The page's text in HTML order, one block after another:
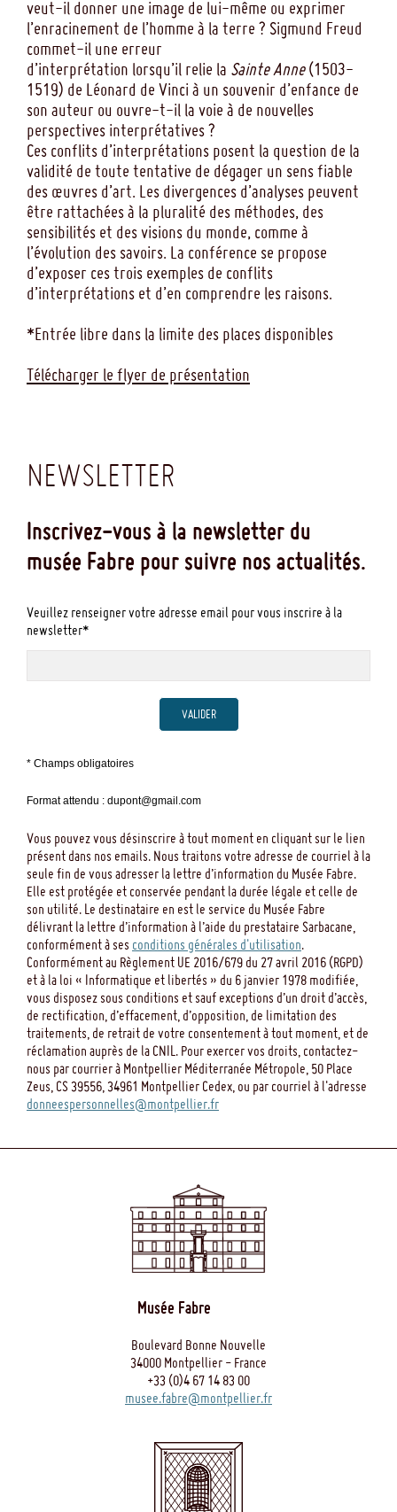
veut-il donner une image de lui-même ou exprimer
l’enracinement de l’homme à la terre ? Sigmund Freud
commet-il une erreur
d’interprétation lorsqu’il relie la Sainte Anne(1503-
1519) de Léonard de Vinci à un souvenir d’enfance de
son auteur ou ouvre-t-il la voie à de nouvelles
perspectives interprétatives ?
Ces conflits d’interprétations posent la question de la
validité de toute tentative de dégager un sens fiable
des œuvres d’art. Les divergences d’analyses peuvent
être rattachées à la pluralité des méthodes, des
sensibilités et des visions du monde, comme à
l’évolution des savoirs. La conférence se propose
d’exposer ces trois exemples de conflits
d’interprétations et d’en comprendre les raisons.
*Entrée libre dans la limite des places disponibles
Télécharger le flyer de présentation
NEWSLETTER
Inscrivez-vous à la newsletter du
musée Fabre pour suivre nos actualités.
Veuillez renseigner votre adresse email pour vous inscrire à la
newsletter*
VALIDER
* Champs obligatoires
Format attendu : dupont@gmail.com
Vous pouvez vous désinscrire à tout moment en cliquant sur le lien
présent dans nos emails. Nous traitons votre adresse de courriel à la
seule fin de vous adresser la lettre d’information du Musée Fabre.
Elle est protégée et conservée pendant la durée légale et celle de
son utilité. Le destinataire en est le service du Musée Fabre
délivrant la lettre d’information à l’aide du prestataire Sarbacane,
conformément à ses conditions générales d'utilisation.
Conformément au Règlement UE 2016/679 du 27 avril 2016 (RGPD)
et à la loi « Informatique et libertés » du 6 janvier 1978 modifiée,
vous disposez sous conditions et sauf exceptions d’un droit d’accès,
de rectification, d’effacement, d’opposition, de limitation des
traitements, de retrait de votre consentement à tout moment, et de
réclamation auprès de la CNIL. Pour exercer vos droits, contactez-
nous par courrier à Montpellier Méditerranée Métropole, 50 Place
Zeus, CS 39556, 34961 Montpellier Cedex, ou par courriel à l'adresse
donneespersonnelles@montpellier.fr
Musée Fabre
Boulevard Bonne Nouvelle
34000 Montpellier - France
+33 (0)4 67 14 83 00
musee.fabre@montpellier.fr